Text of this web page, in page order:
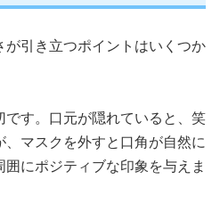
が引き立つポイントはいくつか
です。口元が隠れていると、笑
マスクを外すと口角が自然に
囲にポジティブな印象を与えま